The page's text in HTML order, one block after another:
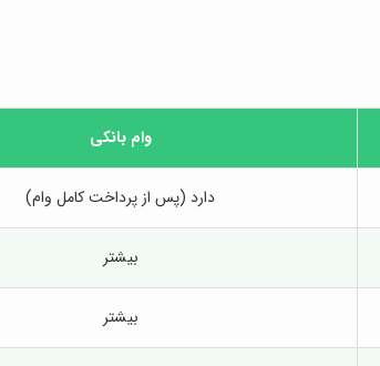
وام بانکی
دارد (پس از پرداخت کامل وام)
بیشتر
بیشتر